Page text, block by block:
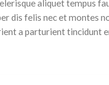
aliquet tempus
felis nec et montes
a parturient tincidunt